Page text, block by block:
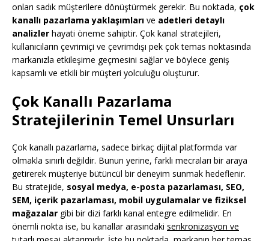
onları sadık müşterilere dönüştürmek gerekir. Bu noktada, çok
kanallı pazarlama yaklaşımları ve adetleri detaylı
analizler hayati öneme sahiptir. Çok kanal stratejileri,
kullanıcıların çevrimiçi ve çevrimdışı pek çok temas noktasında
markanızla etkileşime geçmesini sağlar ve böylece geniş
kapsamlı ve etkili bir müşteri yolculuğu oluşturur.
Çok Kanallı Pazarlama
Stratejilerinin Temel Unsurları
Çok kanallı pazarlama, sadece birkaç dijital platformda var
olmakla sınırlı değildir. Bunun yerine, farklı mecraları bir araya
getirerek müşteriye bütüncül bir deneyim sunmak hedeflenir.
Bu stratejide, sosyal medya, e-posta pazarlaması, SEO,
SEM, içerik pazarlaması, mobil uygulamalar ve fiziksel
mağazalar gibi bir dizi farklı kanal entegre edilmelidir. En
önemli nokta ise, bu kanallar arasındaki senkronizasyon ve